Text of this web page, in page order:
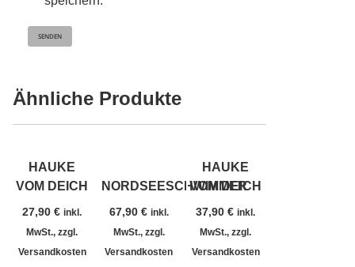
Ähnliche Produkte
HAUKE
VOM DEICH
27,90€ inkl.
MwSt., zzgl.
Versandkosten
NORDSEESCHWIMMER
67,90 € inkl.
MwSt., zzgl.
Versandkosten
HAUKE
VOM DEICH
37,90€ inkl.
MwSt., zzgl.
Versandkosten